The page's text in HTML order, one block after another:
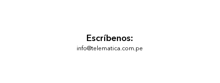
Escríbenos:
info@telematica.com.pe